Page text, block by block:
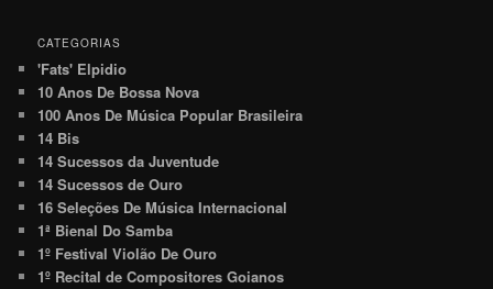
CATEGORIAS
'Fats' Elpidio
10 Anos De Bossa Nova
100 Anos De Música Popular Brasileira
14 Bis
14 Sucessos da Juventude
14 Sucessos de Ouro
16 Seleções De Música Internacional
1ª Bienal Do Samba
1º Festival Violão De Ouro
1º Recital de Compositores Goianos